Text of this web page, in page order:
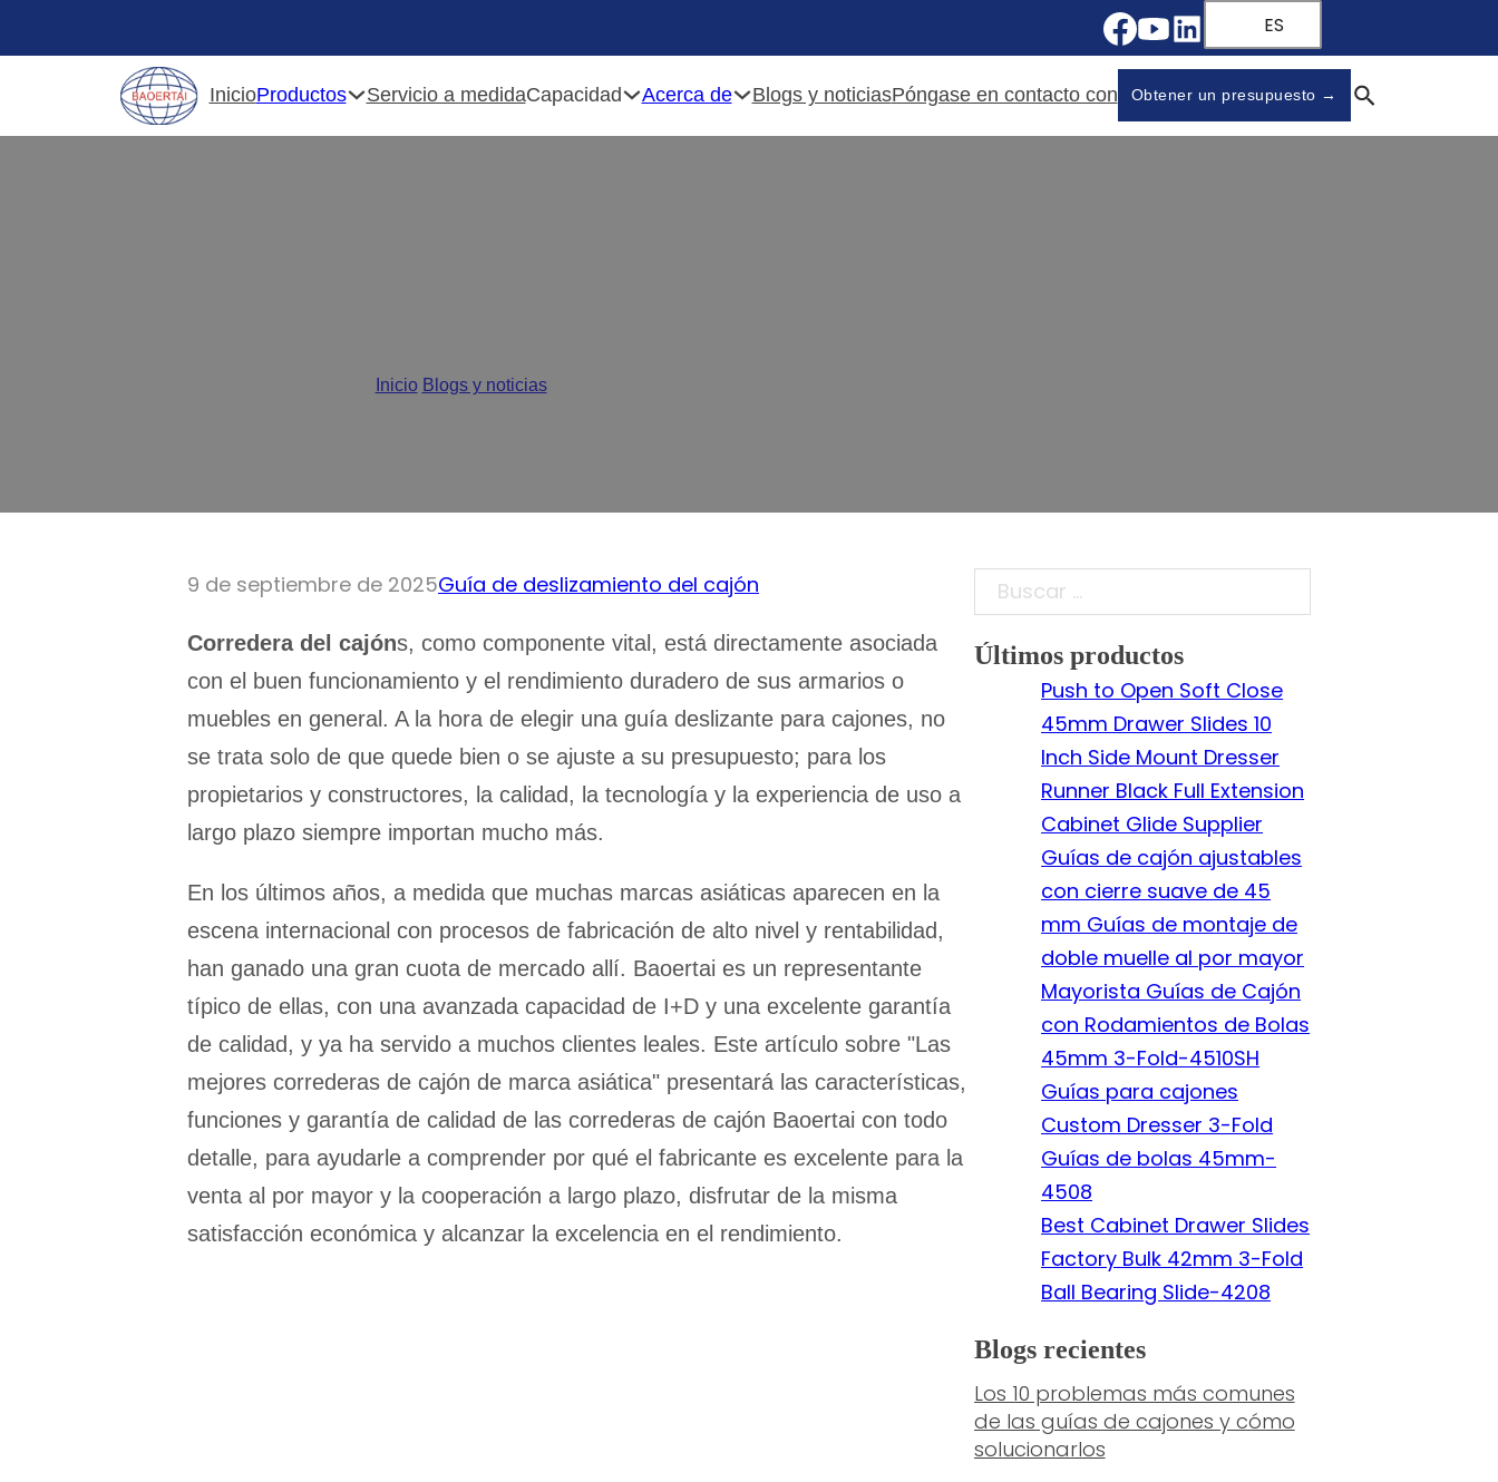
ES
InicioProductos Servicio a medidaCapacidad Acerca de Blogs y noticiasPóngase en contacto con Obtener un presupuesto →
Inicio Blogs y noticias/
9 de septiembre de 2025Guía de deslizamiento del cajón
Corredera del cajóns, como componente vital, está directamente asociada
con el buen funcionamiento y el rendimiento duradero de sus armarios o
muebles en general. A la hora de elegir una guía deslizante para cajones, no
se trata solo de que quede bien o se ajuste a su presupuesto; para los
propietarios y constructores, la calidad, la tecnología y la experiencia de uso a
largo plazo siempre importan mucho más.
En los últimos años, a medida que muchas marcas asiáticas aparecen en la
escena internacional con procesos de fabricación de alto nivel y rentabilidad,
han ganado una gran cuota de mercado allí. Baoertai es un representante
típico de ellas, con una avanzada capacidad de I+D y una excelente garantía
de calidad, y ya ha servido a muchos clientes leales. Este artículo sobre "Las
mejores correderas de cajón de marca asiática" presentará las características,
funciones y garantía de calidad de las correderas de cajón Baoertai con todo
detalle, para ayudarle a comprender por qué el fabricante es excelente para la
venta al por mayor y la cooperación a largo plazo, disfrutar de la misma
satisfacción económica y alcanzar la excelencia en el rendimiento.
Buscar
Últimos productos
Push to Open Soft Close
45mm Drawer Slides 10
Inch Side Mount Dresser
Runner Black Full Extension
Cabinet Glide Supplier
Guías de cajón ajustables
con cierre suave de 45
mm Guías de montaje de
doble muelle al por mayor
Mayorista Guías de Cajón
con Rodamientos de Bolas
45mm 3-Fold-4510SH
Guías para cajones
Custom Dresser 3-Fold
Guías de bolas 45mm-
4508
Best Cabinet Drawer Slides
Factory Bulk 42mm 3-Fold
Ball Bearing Slide-4208
Blogs recientes
Los 10 problemas más comunes
de las guías de cajones y cómo
solucionarlos